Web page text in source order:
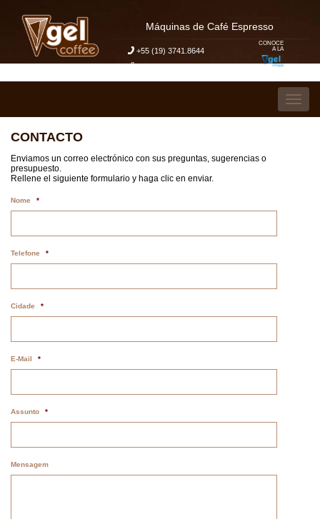
Máquinas de Café Espresso
+55 (19) 3741.8644
Mi Solicitar Presupuesto
CONOCE
A LA
CONTACTO
Enviamos un correo electrónico con sus preguntas, sugerencias o
presupuesto.
Rellene el siguiente formulario y haga clic en enviar.
Nome *
Telefone *
Cidade *
E-Mail *
Assunto *
Mensagem